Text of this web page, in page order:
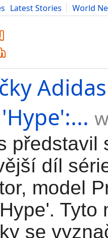
Latest Stories
World
Advice Science
představil
díl
model
Tyto
se